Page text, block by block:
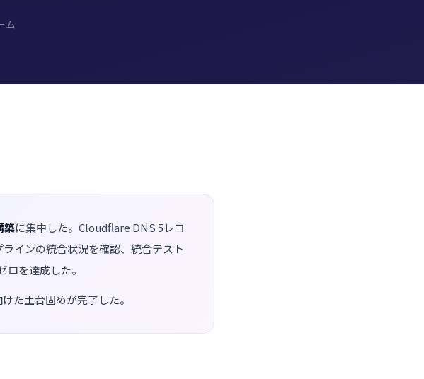
ム
築に集中した。Cloudflare DNS 5レコ
インの統合状況を確認、統合テスト
を達成した。
た土台固めが完了した。